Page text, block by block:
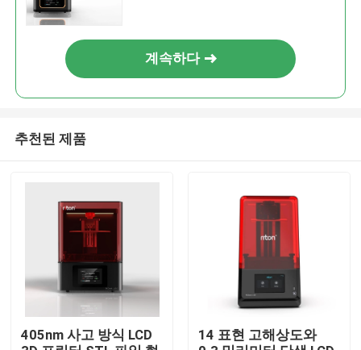
계속하다
추천된 제품
405nm 사고 방식 LCD
14 표현 고해상도와